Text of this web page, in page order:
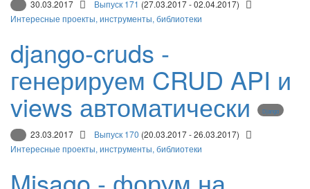
30.03.2017 Выпуск 171 (27.03.2017 - 02.04.2017)
Интересные проекты, инструменты, библиотеки
django-cruds -
генерируем CRUD API и
views автоматически Django
23.03.2017 Выпуск 170 (20.03.2017 - 26.03.2017)
Интересные проекты, инструменты, библиотеки